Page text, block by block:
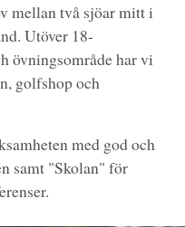
mellan två sjöar mitt i
Utöver 18-
övningsområde har vi
golfshop och
med god och
samt "Skolan" för